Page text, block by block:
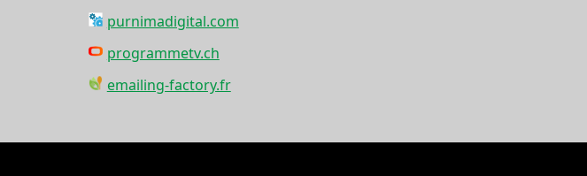
purnimadigital.com
programmetv.ch
emailing-factory.fr